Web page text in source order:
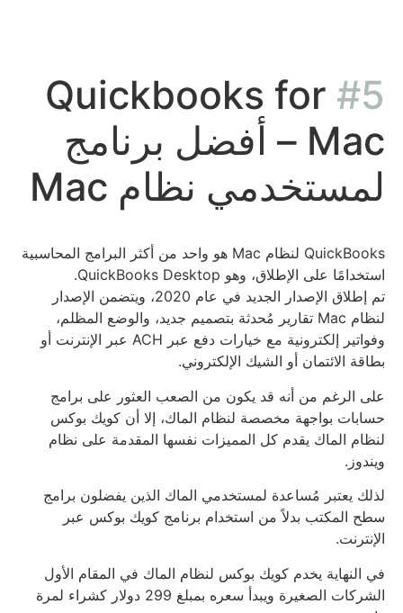
#5
Quickbooks for
Mac – أفضل برنامج
لمستخدمي نظام Mac
QuickBooks لنظام Mac هو واحد من أكثر البرامج المحاسبية
استخدامًا على الإطلاق، وهو QuickBooks Desktop.
تم إطلاق الإصدار الجديد في عام 2020، ويتضمن الإصدار
لنظام Mac تقارير مُحدثة بتصميم جديد، والوضع المظلم،
وفواتير إلكترونية مع خيارات دفع عبر ACH عبر الإنترنت أو
بطاقة الائتمان أو الشيك الإلكتروني.
على الرغم من أنه قد يكون من الصعب العثور على برامج
حسابات بواجهة مخصصة لنظام الماك، إلا أن كويك بوكس
لنظام الماك يقدم كل المميزات نفسها المقدمة على نظام
ويندوز.
لذلك يعتبر مُساعدة لمستخدمي الماك الذين يفضلون برامج
سطح المكتب بدلاً من استخدام برنامج كويك بوكس عبر
الإنترنت.
في النهاية يخدم كويك بوكس لنظام الماك في المقام الأول
الشركات الصغيرة ويبدأ سعره بمبلغ 299 دولار كشراء لمرة